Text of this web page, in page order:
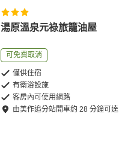
湯原溫泉元祿旅籠油屋
可免費取消
僅供住宿
有衛浴設施
客房內可使用網路
由美作追分站開車約28 分鐘可達